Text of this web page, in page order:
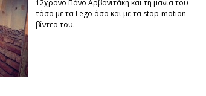
12χρονο Πάνο Αρβανιτάκη και τη μανία του
τόσο με τα Lego όσο και με τα stop-motion
βίντεο του.